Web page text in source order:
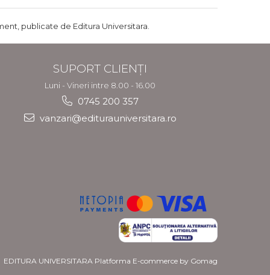
publicate de Editura Universitara.
SUPORT CLIENȚI
Luni - Vineri intre 8.00 - 16.00
0745 200 357
vanzari@editurauniversitara.ro
EDITURA UNIVERSITARA Platforma E-commerce by Gomag